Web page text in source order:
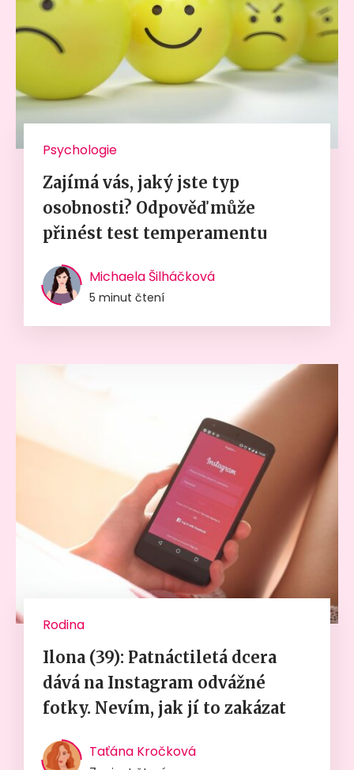
Psychologie
Zajímá vás, jaký jste typ
osobnosti? Odpověď může
přinést test temperamentu
Michaela Šilháčková
5 minut čtení
Rodina
Ilona (39): Patnáctiletá dcera
dává na Instagram odvážné
fotky. Nevím, jak jí to zakázat
Taťána Kročková